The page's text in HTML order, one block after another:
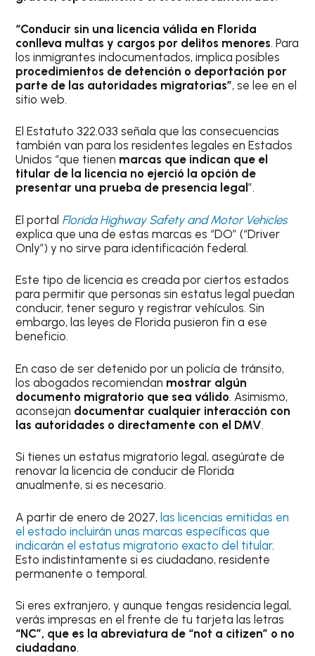
“Conducir sin una licencia válida en Florida
conlleva multas y cargos por delitos menores. Para
los inmigrantes indocumentados, implica posibles
procedimientos de detención o deportación por
parte de las autoridades migratorias”, se lee en el
sitio web.
El Estatuto 322.033 señala que las consecuencias
también van para los residentes legales en Estados
Unidos “que tienen marcas que indican que el
titular de la licencia no ejerció la opción de
presentar una prueba de presencia legal”.
El portal Florida Highway Safety and Motor Vehicles
explica que una de estas marcas es “DO” (“Driver
Only”) y no sirve para identificación federal.
Este tipo de licencia es creada por ciertos estados
para permitir que personas sin estatus legal puedan
conducir, tener seguro y registrar vehículos. Sin
embargo, las leyes de Florida pusieron fin a ese
beneficio.
En caso de ser detenido por un policía de tránsito,
los abogados recomiendan mostrar algún
documento migratorio que sea válido. Asimismo,
aconsejan documentar cualquier interacción con
las autoridades o directamente con el DMV.
Si tienes un estatus migratorio legal, asegúrate de
renovar la licencia de conducir de Florida
anualmente, si es necesario.
A partir de enero de 2027,las licencias emitidas en
el estado incluirán unas marcas específicas que
indicarán el estatus migratorio exacto del titular.
Esto indistintamente si es ciudadano, residente
permanente o temporal.
Si eres extranjero, y aunque tengas residencia legal,
verás impresas en el frente de tu tarjeta las letras
“NC”, que es la abreviatura de “not a citizen” o no
ciudadano.